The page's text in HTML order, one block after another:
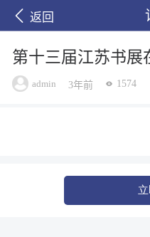
返回
第十三届江苏书展
admin 3年前 1574